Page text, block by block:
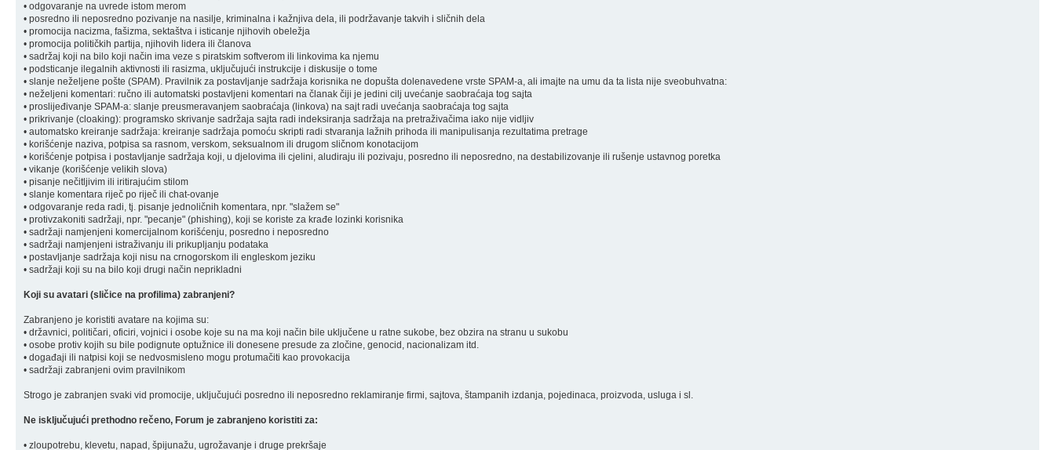
• odgovaranje na uvrede istom merom
• posredno ili neposredno pozivanje na nasilje, kriminalna i kažnjiva dela, ili podržavanje takvih i sličnih dela
• promocija nacizma, fašizma, sektaštva i isticanje njihovih obeležja
• promocija političkih partija, njihovih lidera ili članova
• sadržaj koji na bilo koji način ima veze s piratskim softverom ili linkovima ka njemu
• podsticanje ilegalnih aktivnosti ili rasizma, uključujući instrukcije i diskusije o tome
• slanje neželjene pošte (SPAM). Pravilnik za postavljanje sadržaja korisnika ne dopušta dolenavedene vrste SPAM-a, ali imajte na umu da ta lista nije sveobuhvatna:
• neželjeni komentari: ručno ili automatski postavljeni komentari na članak čiji je jedini cilj uvećanje saobraćaja tog sajta
• proslijeđivanje SPAM-a: slanje preusmeravanjem saobraćaja (linkova) na sajt radi uvećanja saobraćaja tog sajta
• prikrivanje (cloaking): programsko skrivanje sadržaja sajta radi indeksiranja sadržaja na pretraživačima iako nije vidljiv
• automatsko kreiranje sadržaja: kreiranje sadržaja pomoću skripti radi stvaranja lažnih prihoda ili manipulisanja rezultatima pretrage
• korišćenje naziva, potpisa sa rasnom, verskom, seksualnom ili drugom sličnom konotacijom
• korišćenje potpisa i postavljanje sadržaja koji, u djelovima ili cjelini, aludiraju ili pozivaju, posredno ili neposredno, na destabilizovanje ili rušenje ustavnog poretka
• vikanje (korišćenje velikih slova)
• pisanje nečitljivim ili iritirajućim stilom
• slanje komentara riječ po riječ ili chat-ovanje
• odgovaranje reda radi, tj. pisanje jednoličnih komentara, npr. "slažem se"
• protivzakoniti sadržaji, npr. "pecanje" (phishing), koji se koriste za krađe lozinki korisnika
• sadržaji namjenjeni komercijalnom korišćenju, posredno i neposredno
• sadržaji namjenjeni istraživanju ili prikupljanju podataka
• postavljanje sadržaja koji nisu na crnogorskom ili engleskom jeziku
• sadržaji koji su na bilo koji drugi način neprikladni
Koji su avatari (sličice na profilima) zabranjeni?
Zabranjeno je koristiti avatare na kojima su:
• državnici, političari, oficiri, vojnici i osobe koje su na ma koji način bile uključene u ratne sukobe, bez obzira na stranu u sukobu
• osobe protiv kojih su bile podignute optužnice ili donesene presude za zločine, genocid, nacionalizam itd.
• događaji ili natpisi koji se nedvosmisleno mogu protumačiti kao provokacija
• sadržaji zabranjeni ovim pravilnikom
Strogo je zabranjen svaki vid promocije, uključujući posredno ili neposredno reklamiranje firmi, sajtova, štampanih izdanja, pojedinaca, proizvoda, usluga i sl.
Ne isključujući prethodno rečeno, Forum je zabranjeno koristiti za:
• zloupotrebu, klevetu, napad, špijunažu, ugrožavanje i druge prekršaje